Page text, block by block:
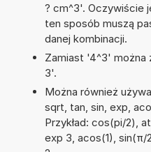
? cm^3'. Oczywiście
ten sposób muszą
danej kombinacji.
Zamiast '4^3'
3'.
Można również
sqrt, tan, sin, exp,
Przykład: cos(pi/2),
exp 3, acos(1),